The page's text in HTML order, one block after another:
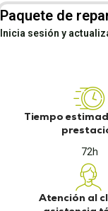
Paquete de
Inicia sesión y
Tiempo
72h
Atención al